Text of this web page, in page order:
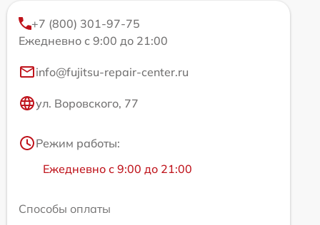
+7 (800) 301-97-75
Ежедневно с 9:00 до 21:00
info@fujitsu-repair-center.ru
ул. Воровского, 77
Режим работы:
Ежедневно с 9:00 до 21:00
Способы оплаты